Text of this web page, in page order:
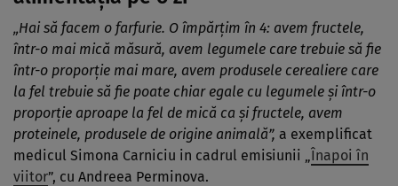
„Hai să facem o farfurie. O împărțim în 4: avem fructele,
într-o mai mică măsură, avem legumele care trebuie să fie
într-o proporție mai mare, avem produsele cerealiere care
la fel trebuie să fie poate chiar egale cu legumele și într-o
proporție aproape la fel de mică ca și fructele, avem
proteinele, produsele de origine animală”, a exemplificat
medicul Simona Carniciu in cadrul emisiunii „ Înapoi în
viitor”, cu Andreea Perminova.